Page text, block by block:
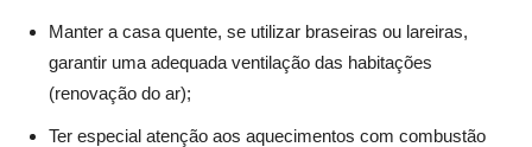
Manter a casa quente, se utilizar braseiras ou lareiras,
garantir uma adequada ventilação das habitações
(renovação do ar);
Ter especial atenção aos aquecimentos com combustão